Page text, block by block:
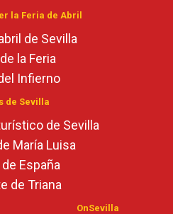
la Feria de Abril
de Sevilla
la Feria
Infierno
de Sevilla
de Sevilla
María Luisa
España
de Triana
OnSevilla